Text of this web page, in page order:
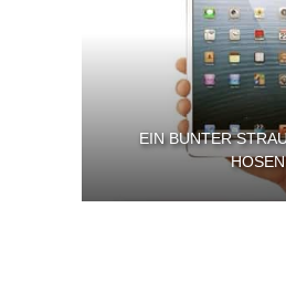
EIN BUNTER
OSEN